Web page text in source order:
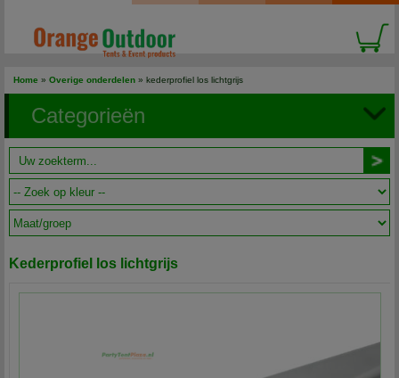
Home » Overige onderdelen » kederprofiel los lichtgrijs
Categorieën
Kederprofiel los lichtgrijs